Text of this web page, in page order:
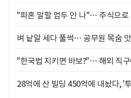
"파혼 말할 엄두 안 나"… 주식으로
벼 낱알 세다 풀썩… 공무원 목숨
"한국법 지키면 바보?"… 해외 직
28억에 산 빌딩 450억에 내놨다, '